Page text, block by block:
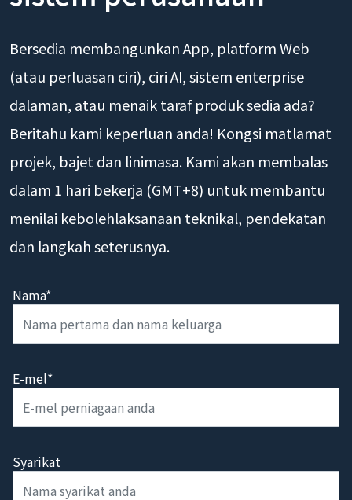
sistem perusahaan
Bersedia membangunkan App, platform Web
(atau perluasan ciri), ciri AI, sistem enterprise
dalaman, atau menaik taraf produk sedia ada?
Beritahu kami keperluan anda! Kongsi matlamat
projek, bajet dan linimasa. Kami akan membalas
dalam 1 hari bekerja (GMT+8) untuk membantu
menilai kebolehlaksanaan teknikal, pendekatan
Nama*
E-mel*
Syarikat